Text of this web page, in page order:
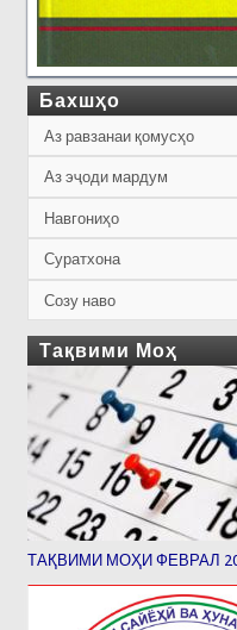
Бахшҳо
Аз равзанаи қомусҳо
Аз эҷоди мардум
Навгониҳо
Суратхона
Созу наво
Тақвими Моҳ
ТАҚВИМИ МОҲИ ФЕВРАЛ